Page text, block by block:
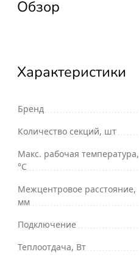
Обзор
Характеристики
Бренд
Количество секций, шт
Макс. рабочая температура,
°С
Межцентровое расстояние,
мм
Подключение
Теплоотдача, Вт